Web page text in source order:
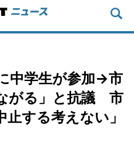
中学生が参加→市
がる」と抗議 市
する考えない」